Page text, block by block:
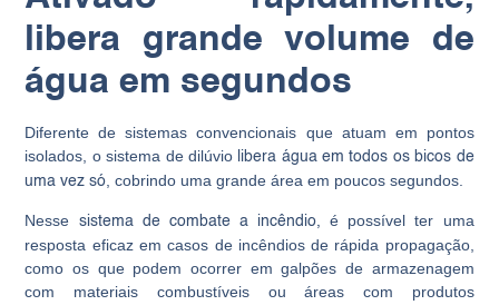
libera grande volume de
água em segundos
Diferente de sistemas convencionais que atuam em pontos
isolados, o sistema de dilúvio libera água em todos os bicos de
uma vez só , cobrindo uma grande área em poucos segundos.
Nesse sistema de combate a incêndio,
é possível ter uma
resposta eficaz em casos de incêndios de rápida propagação,
como os que podem ocorrer em galpões de armazenagem
com materiais combustíveis ou áreas com produtos